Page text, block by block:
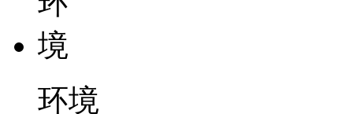
环境